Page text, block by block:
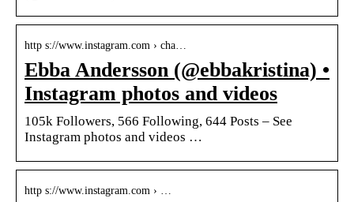
http s://www.instagram.com › cha…
Ebba Andersson (@ebbakristina) •
Instagram photos and videos
105k Followers, 566 Following, 644 Posts – See
Instagram photos and videos …
http s://www.instagram.com › …